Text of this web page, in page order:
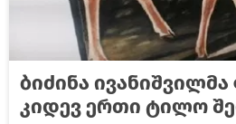
ბიძინა
კიდევ ერთი ტილო